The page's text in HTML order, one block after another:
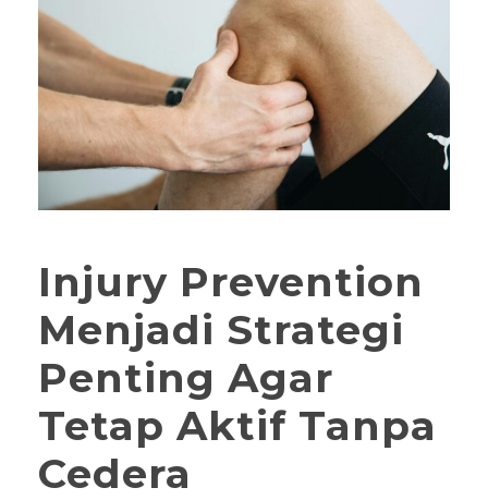
Injury Prevention
Menjadi Strategi
Penting Agar
Tetap Aktif Tanpa
Cedera